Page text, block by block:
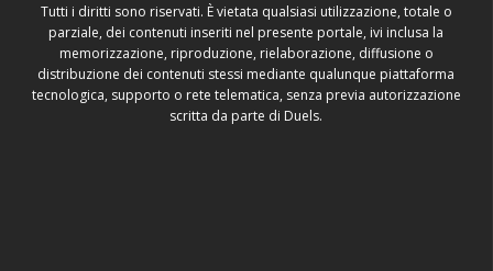
Tutti i diritti sono riservati. È vietata qualsiasi utilizzazione, totale o
parziale, dei contenuti inseriti nel presente portale, ivi inclusa la
memorizzazione, riproduzione, rielaborazione, diffusione o
distribuzione dei contenuti stessi mediante qualunque piattaforma
tecnologica, supporto o rete telematica, senza previa autorizzazione
scritta da parte di Duels.